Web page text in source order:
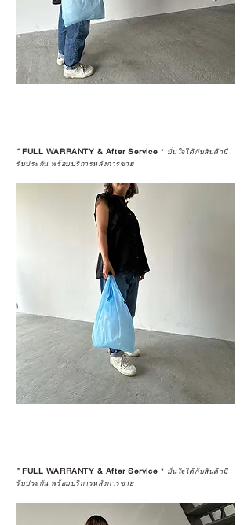
*FULL WARRANTY & After Service * มั่นใจได้กับสินค้ามี
รับประกัน พร้อมบริการหลังการขาย
*FULL WARRANTY & After Service * มั่นใจได้กับสินค้ามี
รับประกัน พร้อมบริการหลังการขาย